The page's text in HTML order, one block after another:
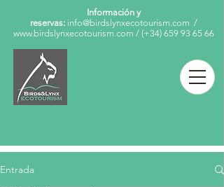
Información y
reservas: info@birdslynxecotourism.com /
www.birdslynxecotourism.com / (+34) 659 93 65 66
Entrada